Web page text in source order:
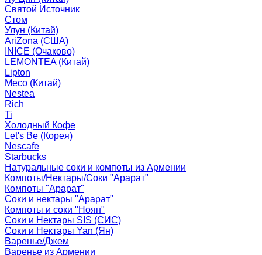
Святой Источник
Стом
Улун (Китай)
AriZona (США)
INICE (Очаково)
LEMONTEA (Китай)
Lipton
Meco (Китай)
Nestea
Rich
Ti
Холодный Кофе
Let's Be (Корея)
Nescafe
Starbucks
Натуральные соки и компоты из Армении
Компоты/Нектары/Соки "Арарат"
Компоты "Арарат"
Соки и нектары "Арарат"
Компоты и соки "Ноян"
Соки и Нектары SIS (СИС)
Соки и Нектары Yan (Ян)
Варенье/Джем
Варенье из Армении